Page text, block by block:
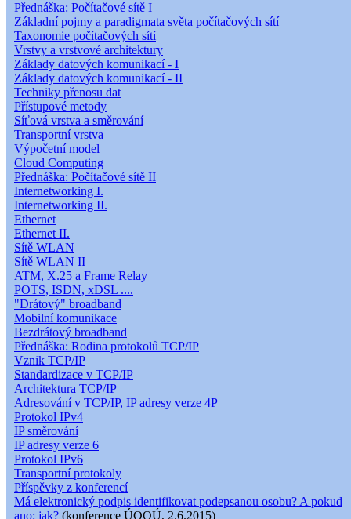
Přednáška: Počítačové sítě I
Základní pojmy a paradigmata světa počítačových sítí
Taxonomie počítačových sítí
Vrstvy a vrstvové architektury
Základy datových komunikací - I
Základy datových komunikací - II
Techniky přenosu dat
Přístupové metody
Síťová vrstva a směrování
Transportní vrstva
Výpočetní model
Cloud Computing
Přednáška: Počítačové sítě II
Internetworking I.
Internetworking II.
Ethernet
Ethernet II.
Sítě WLAN
Sítě WLAN II
ATM, X.25 a Frame Relay
POTS, ISDN, xDSL ....
"Drátový" broadband
Mobilní komunikace
Bezdrátový broadband
Přednáška: Rodina protokolů TCP/IP
Vznik TCP/IP
Standardizace v TCP/IP
Architektura TCP/IP
Adresování v TCP/IP, IP adresy verze 4P
Protokol IPv4
IP směrování
IP adresy verze 6
Protokol IPv6
Transportní protokoly
Příspěvky z konferencí
Má elektronický podpis identifikovat podepsanou osobu? A pokud
ano: jak? (konference ÚOOÚ, 2.6.2015)